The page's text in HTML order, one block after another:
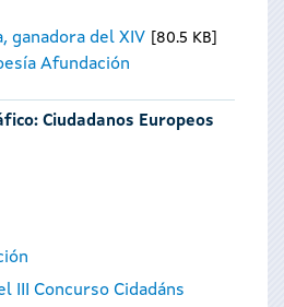
ganadora del XIV
Afundación
80.5 KB
Ciudadanos Europeos
III Concurso Cidadáns